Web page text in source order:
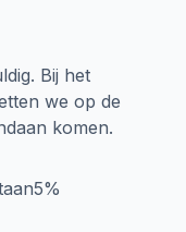
Bij het
we op de
komen.